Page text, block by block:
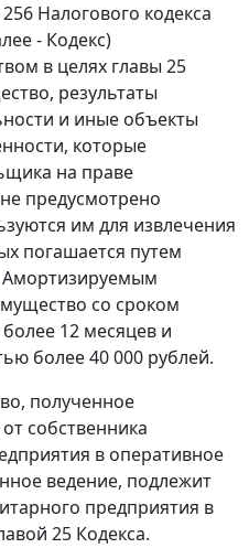
Налогового кодекса
- Кодекс)
в целях главы 25
результаты
и иные объекты
которые
на праве
предусмотрено
им для извлечения
погашается путем
Амортизируемым
со сроком
12 месяцев и
более 40 000 рублей.
полученное
собственника
в оперативное
ведение, подлежит
предприятия в
25 Кодекса.